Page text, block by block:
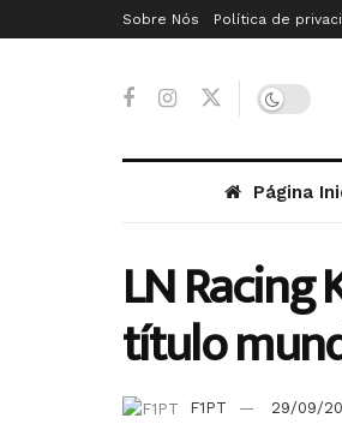
Sobre Nós Política de
Página
LN
título
F1PT 29/09/